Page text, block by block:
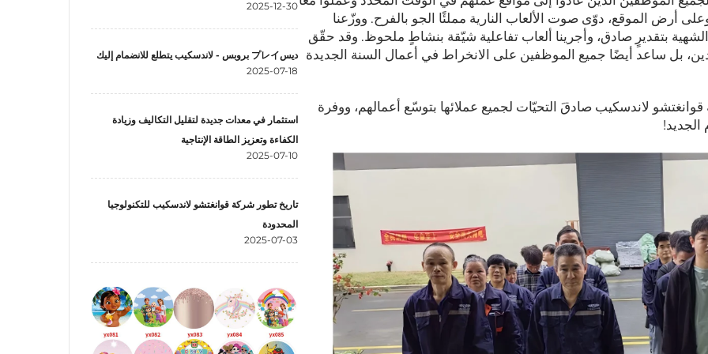
وعلى أرض الموقع، دوّى صوت الألعاب النارية مملئًا الجو بالفرح. ووزّعنا
بتقديرٍ صادق، وأجرينا ألعاب تفاعلية شيّقة بنشاطٍ ملحوظ. وقد حقّق
بل ساعد أيضًا جميع الموظفين على الانخراط في أعمال السنة الجديدة
قوانغتشو لاندسكيب صادقَ التحيّات لجميع عملائها بتوسّع أعمالهم، ووفرة
الجديد!
2025-12-30
ديسプレイ بروبس - لاندسكيب يتطلع للانضمام إليك
2025-07-18
استثمار في معدات جديدة لتقليل التكاليف وزيادة
الكفاءة وتعزيز الطاقة الإنتاجية
2025-07-10
تاريخ تطور شركة قوانغتشو لاندسكيب للتكنولوجيا
المحدودة
2025-07-03